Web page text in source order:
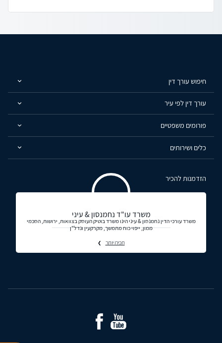
חיפוש עורך דין
עורך דין לפי עיר
פורומים משפטיים
כלים ושירותים
הזדמנות להכיר
משרד עו"ד נחמנסון & עיני
משרד עורכי הדין נחמנסון & עיני הינו משרד בוטיק העוסק בצוואות, ירושות, הסכמי
ממון, ייפוי כוח מתמשך, מקרקעין ונדל"ן
תכירו יותר